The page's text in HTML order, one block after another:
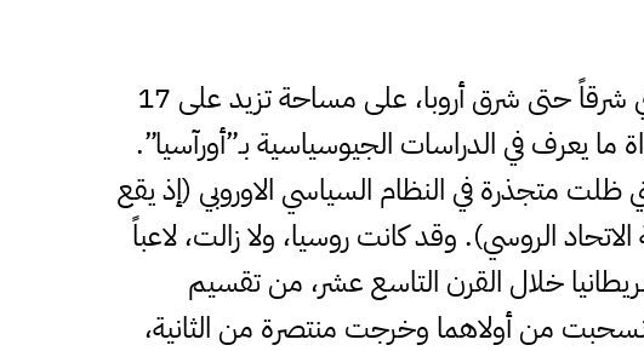
وتعتبر روسيا أكبر بلدان العالم من حيث المساحة، إذ تمتد من سواحل المحيط الهادي شرقاً حتى شرق أروبا، على مساحة تزيد على 17
ما يعرف في الدراسات الجيوسياسية بـ”أورآسيا”.
ظلت متجذرة في النظام السياسي الاوروبي (إذ يقع
في أوروبا) وبين عمقها لاآسيوي (75% من مساحة الاتحاد الروسي). وقد كانت روسيا، ولا زالت، لاعباً
خلال القرن التاسع عشر، من تقسيم
انسحبت من أولاهما وخرجت منتصرة من الثانية،